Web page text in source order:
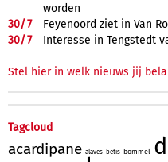
worden
30/7
Feyenoord ziet in Van
30/7 Interesse in Tengstedt
Stel hier in welk nieuws jij
Tagcloud
acardipane alaves betis bommel